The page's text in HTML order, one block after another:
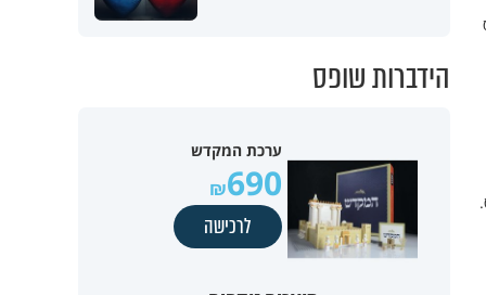
הידברות שופס
ערכת המקדש
690
לרכישה